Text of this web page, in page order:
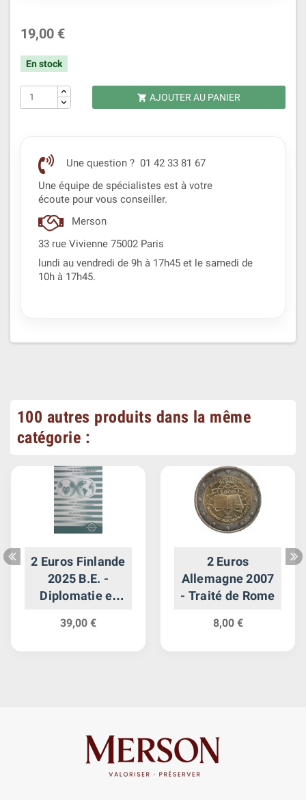
19,00 €
En stock
 AJOUTER AU PANIER
Une question ? 01 42 33 81 67
Une équipe de spécialistes est à votre
écoute pour vous conseiller.
Merson
33 rue Vivienne 75002 Paris
lundi au vendredi de 9h à 17h45 et le samedi de
10h à 17h45.
100 autres produits dans la même
catégorie :
2 Euros Finlande
2025 B.E. -
Diplomatie et
39,00 €
2 Euros
Allemagne 2007
- Traité de Rome
8,00 €